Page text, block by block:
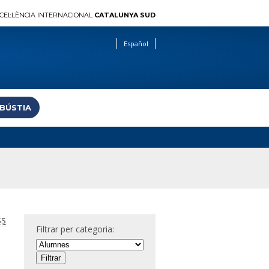
INTERNACIONAL CATALUNYA SUD
Español
Filtrar per categoria: